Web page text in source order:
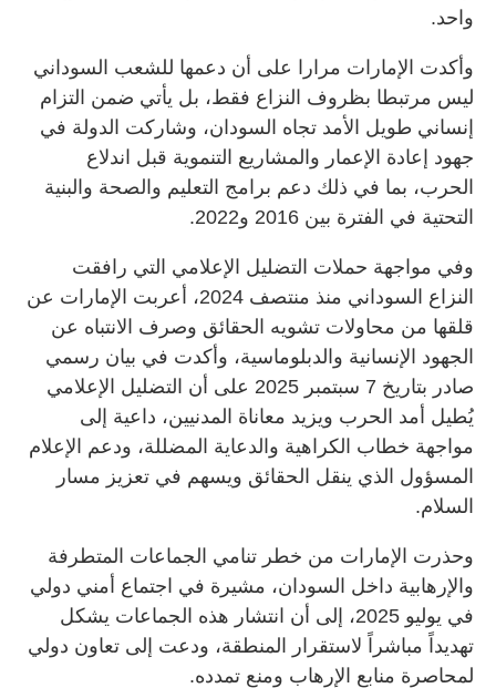
واحد.
وأكدت الإمارات مرارا على أن دعمها للشعب السوداني
ليس مرتبطا بظروف النزاع فقط، بل يأتي ضمن التزام
إنساني طويل الأمد تجاه السودان، وشاركت الدولة في
جهود إعادة الإعمار والمشاريع التنموية قبل اندلاع
الحرب، بما في ذلك دعم برامج التعليم والصحة والبنية
التحتية في الفترة بين 2016 و2022.
وفي مواجهة حملات التضليل الإعلامي التي رافقت
النزاع السوداني منذ منتصف 2024، أعربت الإمارات عن
قلقها من محاولات تشويه الحقائق وصرف الانتباه عن
الجهود الإنسانية والدبلوماسية، وأكدت في بيان رسمي
صادر بتاريخ 7 سبتمبر 2025 على أن التضليل الإعلامي
يُطيل أمد الحرب ويزيد معاناة المدنيين، داعية إلى
مواجهة خطاب الكراهية والدعاية المضللة، ودعم الإعلام
المسؤول الذي ينقل الحقائق ويسهم في تعزيز مسار
السلام.
وحذرت الإمارات من خطر تنامي الجماعات المتطرفة
والإرهابية داخل السودان، مشيرة في اجتماع أمني دولي
في يوليو 2025، إلى أن انتشار هذه الجماعات يشكل
تهديداً مباشراً لاستقرار المنطقة، ودعت إلى تعاون دولي
لمحاصرة منابع الإرهاب ومنع تمدده.